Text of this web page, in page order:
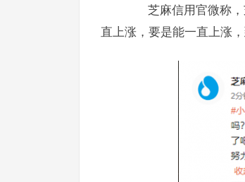
芝麻信用官微称，
直上涨，要是能一直上涨